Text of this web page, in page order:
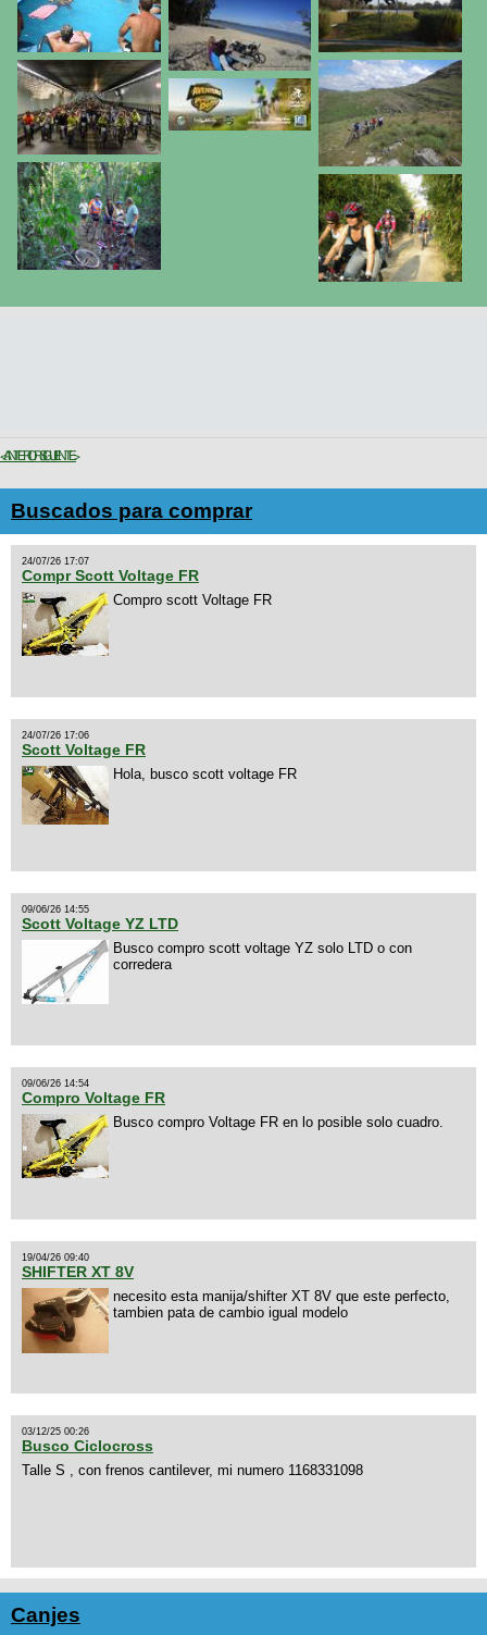
< ANTERIORSIGUIENTE >
Buscados para comprar
24/07/26 17:07
Compr Scott Voltage FR
Compro scott Voltage FR
24/07/26 17:06
Scott Voltage FR
Hola, busco scott voltage FR
09/06/26 14:55
Scott Voltage YZ LTD
Busco compro scott voltage YZ solo LTD o con
corredera
09/06/26 14:54
Compro Voltage FR
Busco compro Voltage FR en lo posible solo cuadro.
19/04/26 09:40
SHIFTER XT 8V
necesito esta manija/shifter XT 8V que este perfecto,
tambien pata de cambio igual modelo
03/12/25 00:26
Busco Ciclocross
Talle S , con frenos cantilever, mi numero 1168331098
Canjes